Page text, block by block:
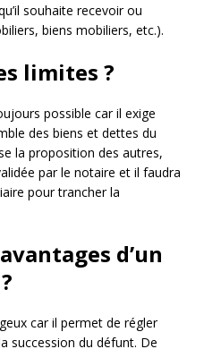
souhaite recevoir ou
biens mobiliers, etc.).
limites ?
possible car il exige
des biens et dettes du
la proposition des autres,
par le notaire et il faudra
pour trancher la
d’un
car il permet de régler
succession du défunt. De